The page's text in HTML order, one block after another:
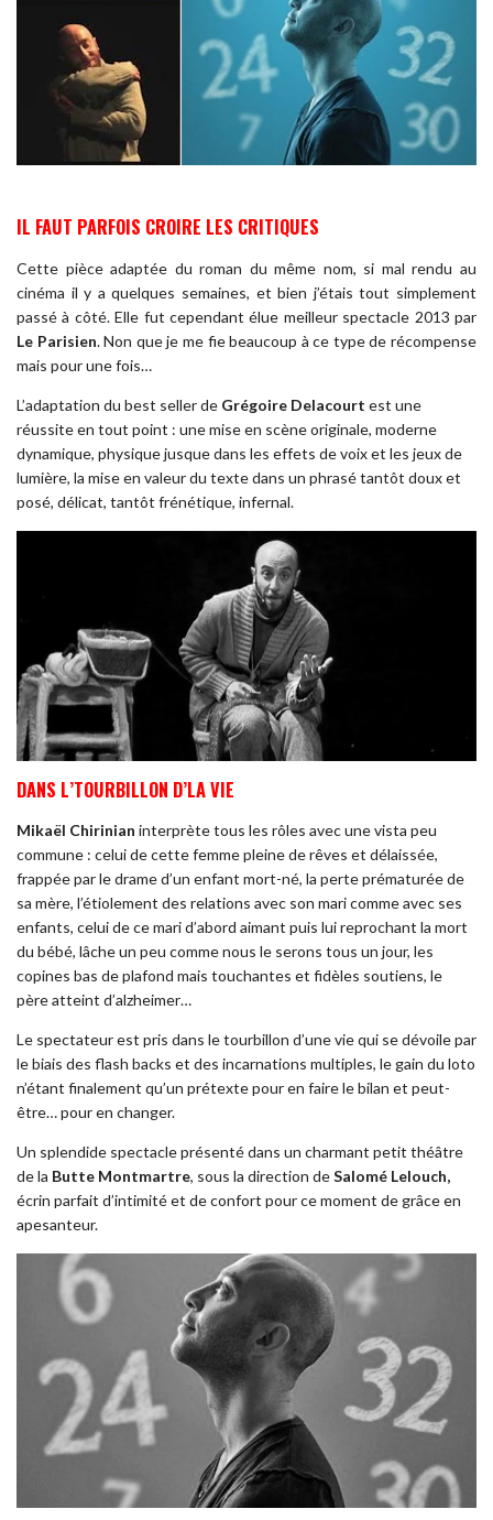
IL FAUT PARFOIS CROIRE LES CRITIQUES
Cette pièce adaptée du roman du même nom, si mal rendu au
cinéma il y a quelques semaines, et bien j’étais tout simplement
passé à côté. Elle fut cependant élue meilleur spectacle 2013 par
Le Parisien. Non que je me fie beaucoup à ce type de récompense
mais pour une fois…
L’adaptation du best seller de Grégoire Delacourt est une
réussite en tout point : une mise en scène originale, moderne
dynamique, physique jusque dans les effets de voix et les jeux de
lumière, la mise en valeur du texte dans un phrasé tantôt doux et
posé, délicat, tantôt frénétique, infernal.
DANS L’TOURBILLON D’LA VIE
Mikaël Chirinian interprète tous les rôles avec une vista peu
commune : celui de cette femme pleine de rêves et délaissée,
frappée par le drame d’un enfant mort-né, la perte prématurée de
sa mère, l’étiolement des relations avec son mari comme avec ses
enfants, celui de ce mari d’abord aimant puis lui reprochant la mort
du bébé, lâche un peu comme nous le serons tous un jour, les
copines bas de plafond mais touchantes et fidèles soutiens, le
père atteint d’alzheimer…
Le spectateur est pris dans le tourbillon d’une vie qui se dévoile par
le biais des flash backs et des incarnations multiples, le gain du loto
n’étant finalement qu’un prétexte pour en faire le bilan et peut-
être… pour en changer.
Un splendide spectacle présenté dans un charmant petit théâtre
de la Butte Montmartre, sous la direction deSalomé Lelouch,
écrin parfait d’intimité et de confort pour ce moment de grâce en
apesanteur.